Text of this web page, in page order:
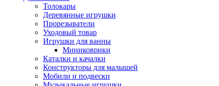
Толокары
Деревянные игрушки
Прорезыватели
Уходовый товар
Игрушки для ванны
Миниковрики
Каталки и качалки
Конструкторы для малышей
Мобили и подвески